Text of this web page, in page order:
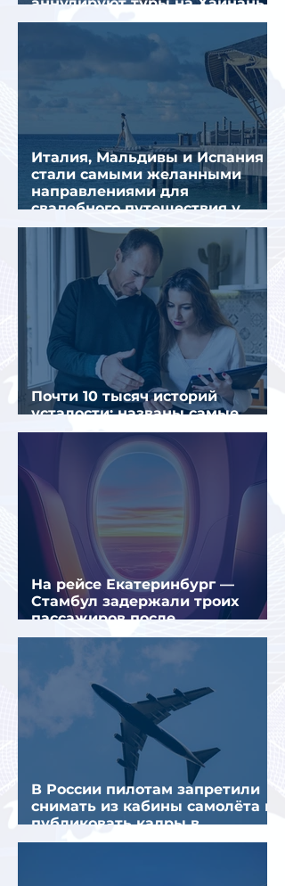
из-за тайфуна «Дельфин»
Италия, Мальдивы и Испания
стали самыми желанными
направлениями для
свадебного путешествия у
россиян
Почти 10 тысяч историй
усталости: названы самые
уставшие россияне
На рейсе Екатеринбург —
Стамбул задержали троих
пассажиров после
предполагаемой серии краж
В России пилотам запретили
снимать из кабины самолёта и
публиковать кадры в
интернете